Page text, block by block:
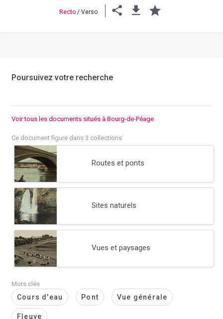
Recto / Verso
Poursuivez votre recherche
Voir tous les documents situés à Bourg-de-Péage
Ce document figure dans 3 collections
Routes et ponts
Sites naturels
Vues et paysages
Mots clés
Cours d'eau Pont Vue générale
Fleuve